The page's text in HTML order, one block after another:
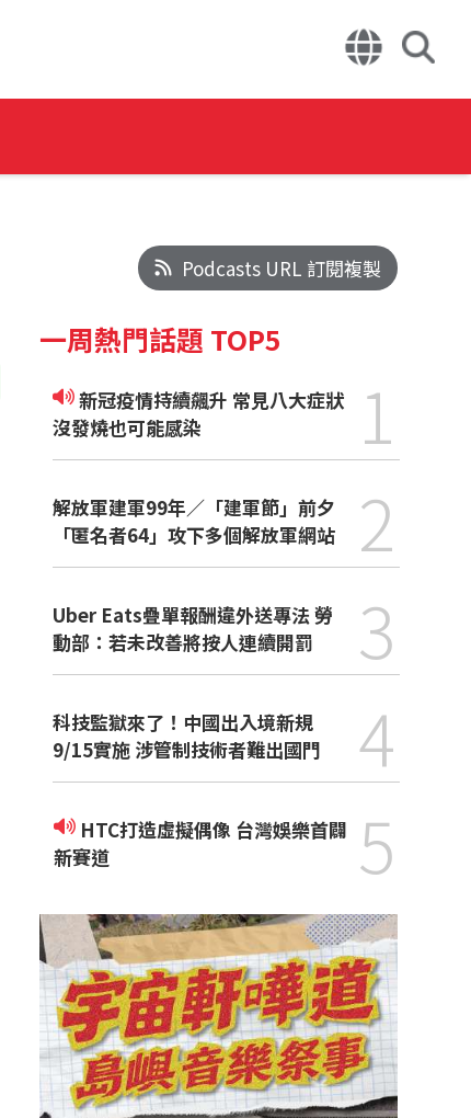
Podcasts URL 訂閱複製
一周熱門話題 TOP5
新冠疫情持續飆升 常見八大症狀
沒發燒也可能感染
1
解放軍建軍99年／「建軍節」前夕
「匿名者64」攻下多個解放軍網站
2
Uber Eats疊單報酬違外送專法 勞
動部：若未改善將按人連續開罰
3
科技監獄來了！中國出入境新規
9/15實施 涉管制技術者難出國門
4
新賽道
5